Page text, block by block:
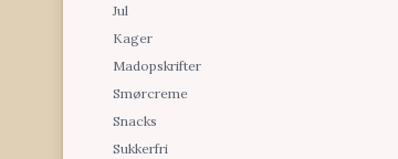
Jul
Kager
Madopskrifter
Smørcreme
Snacks
Sukkerfri